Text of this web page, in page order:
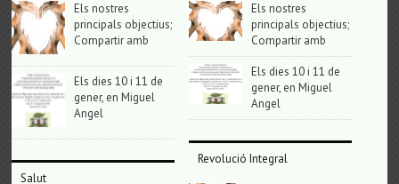
Els nostres
principals objectius;
Compartir amb
Els dies 10 i 11 de
gener, en Miguel
Angel
Salut
Els nostres
principals objectius;
Compartir amb
Els dies 10 i 11 de
gener, en Miguel
Angel
Revolució Integral